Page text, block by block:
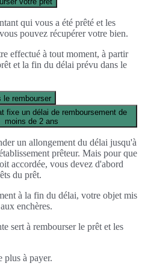
qui vous a été prêté et les
pouvez récupérer votre bien.
effectué à tout moment, à partir
et la fin du délai prévu dans le
le rembourser
fixe un délai de remboursement de
moins de 2 ans
un allongement du délai jusqu'à
prêteur. Mais pour que
accordée, vous devez d'abord
du prêt.
à la fin du délai, votre objet mis
enchères.
sert à rembourser le prêt et les
plus à payer.